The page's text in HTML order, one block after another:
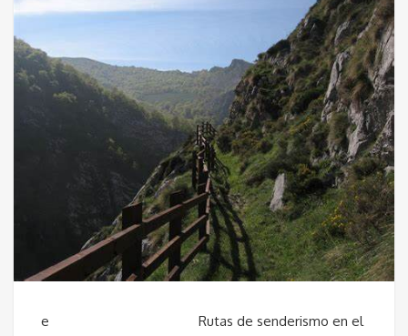
e Rutas de senderismo en el